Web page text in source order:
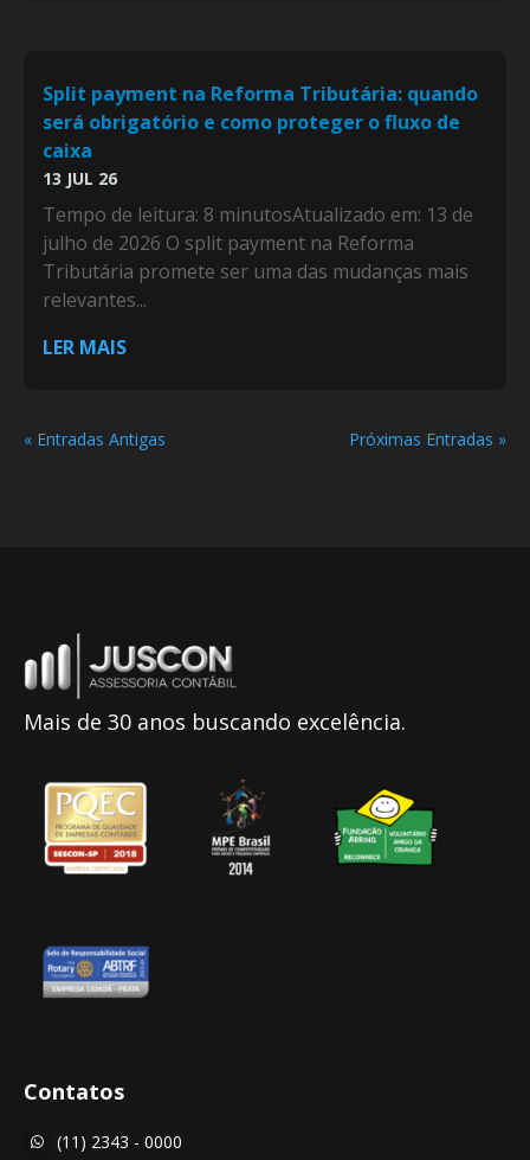
Split payment na Reforma Tributária: quando
será obrigatório e como proteger o fluxo de
caixa
13 JUL 26
Tempo de leitura: 8 minutosAtualizado em: 13 de
julho de 2026 O split payment na Reforma
Tributária promete ser uma das mudanças mais
relevantes...
LER MAIS
« Entradas Antigas Próximas Entradas »
Mais de 30 anos buscando excelência.
Contatos

(11) 2343 - 0000